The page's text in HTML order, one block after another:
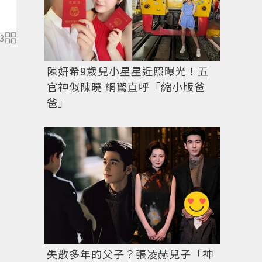
陳妍希9歲兒小星星近照曝光！五
官神似陳曉 網驚直呼「縮小版爸
爸」
失散多年的父子？張凌赫兒子「神